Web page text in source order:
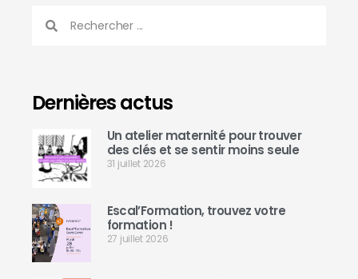
Dernières actus
Un atelier maternité pour trouver
des clés et se sentir moins seule
31 juillet 2026
Escal’Formation, trouvez votre
formation !
27 juillet 2026